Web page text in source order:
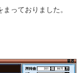
っておりました。